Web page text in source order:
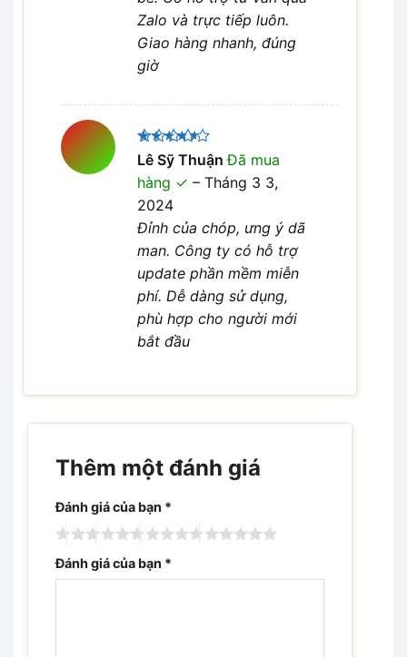
Zalo và trực tiếp luôn.
Giao hàng nhanh, đúng
giờ
Được
xếp hạng
45 sao
Lê Sỹ ThuậnĐã mua
hàng
– Tháng 3 3,
2024
Đỉnh của chóp, ưng ý dã
man. Công ty có hỗ trợ
update phần mềm miễn
phí. Dễ dàng sử dụng,
phù hợp cho người mới
bắt đầu
Thêm một đánh giá
Đánh giá của bạn *
Đánh giá của bạn *